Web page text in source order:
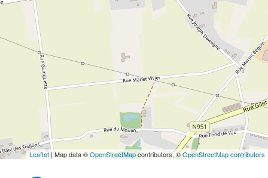
Leaflet | Map data ©OpenStreetMapcontributors, ©OpenStreetMap contributors